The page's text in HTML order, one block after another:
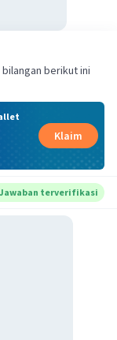
berikut ini
Klaim
Jawaban terverifikasi